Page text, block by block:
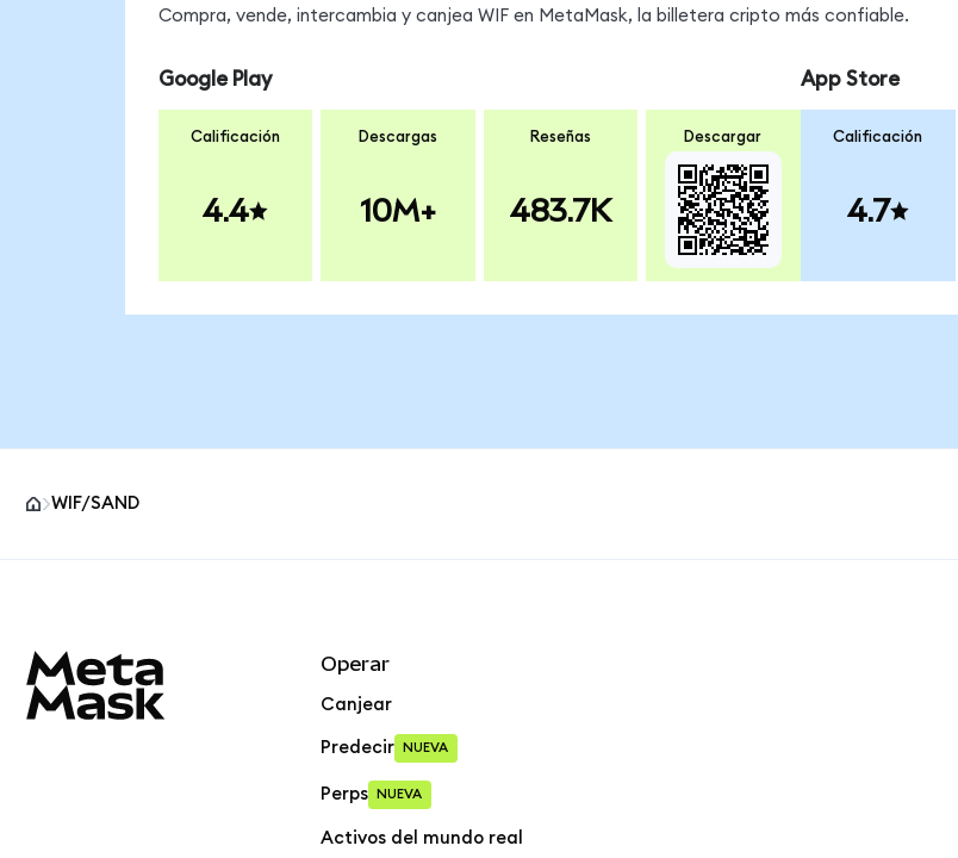
Compra, vende, intercambia y canjea WIF en MetaMask, la billetera cripto más confiable.
Google Play
Calificación
4.4
Descargas
10M+
Reseñas
483.7K
Descargar
App Store
Calificación
4.7
WIF/SAND
Operar
Canjear
Predecir NUEVA
Perps NUEVA
Activos del mundo real